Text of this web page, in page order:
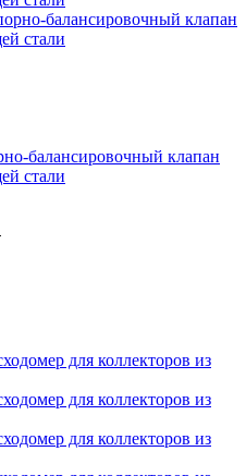
балансировочный клапан
стали